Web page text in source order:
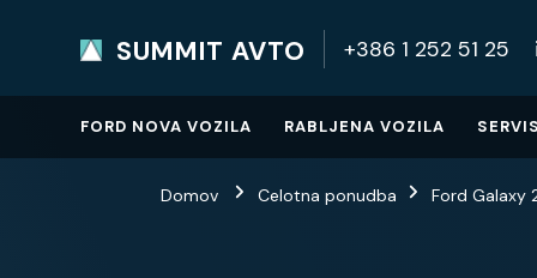
SUMMIT AVTO +386 1 252 51 25
SUMMIT AVTO
FORD NOVA VOZILA RABLJENA VOZILA SERVIS
Domov Celotna ponudba Ford Galaxy